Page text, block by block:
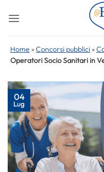
Home »Concorsi pubblici »
Operatori Socio Sanitari in
04
Lug